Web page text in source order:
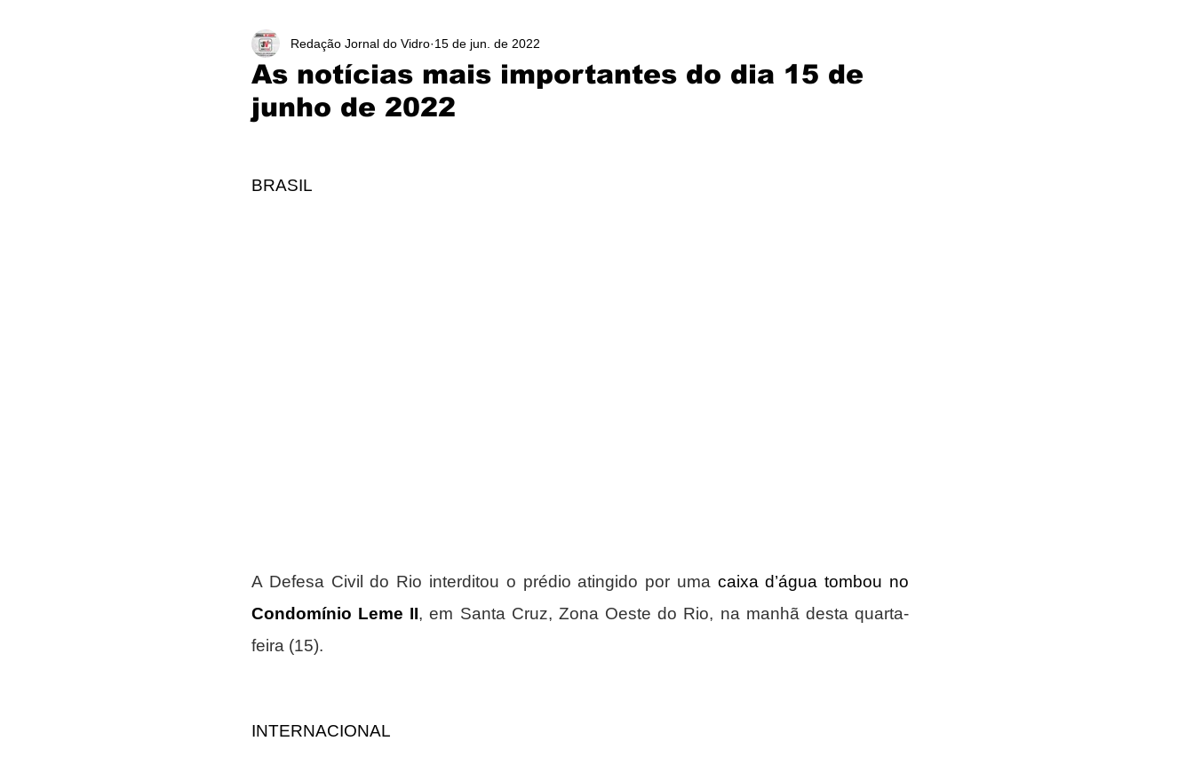
As notícias mais importantes do dia 15 de
junho de 2022
Redação Jornal do Vidro 15 de jun. de 2022
BRASIL
A Defesa Civil do Rio interditou o prédio atingido por uma
Condomínio Leme II, em Santa Cruz, Zona Oeste do Rio, na manhã desta quarta-
feira (15).
INTERNACIONAL